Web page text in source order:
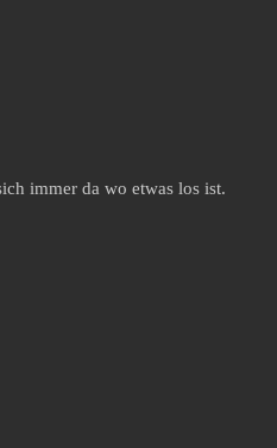
immer da wo etwas los ist.